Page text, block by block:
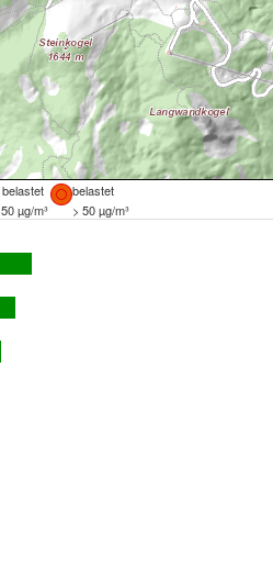
belastet
µg/m³ > 50 µg/m³